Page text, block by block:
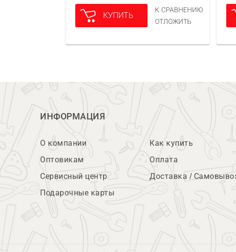
КУПИТЬ
К СРАВНЕНИЮ
ОТЛОЖИТЬ
ИНФОРМАЦИЯ
О компании
Оптовикам
Сервисный центр
Подарочные карты
Как купить
Оплата
Доставка /